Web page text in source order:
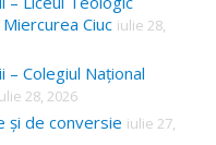
Ciuc iulie 28,
Colegiul Național
28, 2026
și de conversie iulie 27,